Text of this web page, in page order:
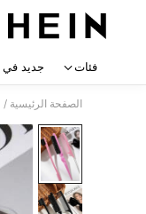
فئات جديد في
الصفحة الرئيسية /